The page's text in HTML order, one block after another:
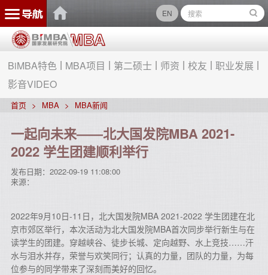
EN
BiMBA特色 MBA项目 第二硕士 师资 校友
职业发展
影音VIDEO
首页 MBA MBA新闻
一起向未来——北大国发院MBA 2021-
2022 学生团建顺利举行
发布日期： 2022-09-19 11:08:00
来源：
2022年9月10日-11日，北大国发院MBA 2021-2022 学生团建在北
京市郊区举行，本次活动为北大国发院MBA首次同步举行新生与在
读学生的团建。穿越峡谷、徒步长城、定向越野、水上竞技……汗
水与泪水并存，荣誉与欢笑同行；认真的力量，团队的力量，为每
位参与的同学带来了深刻而美好的回忆。